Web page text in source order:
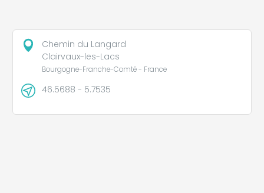
Chemin du Langard
Clairvaux-les-Lacs
Bourgogne-Franche-Comté - France
46.5688 - 5.7535